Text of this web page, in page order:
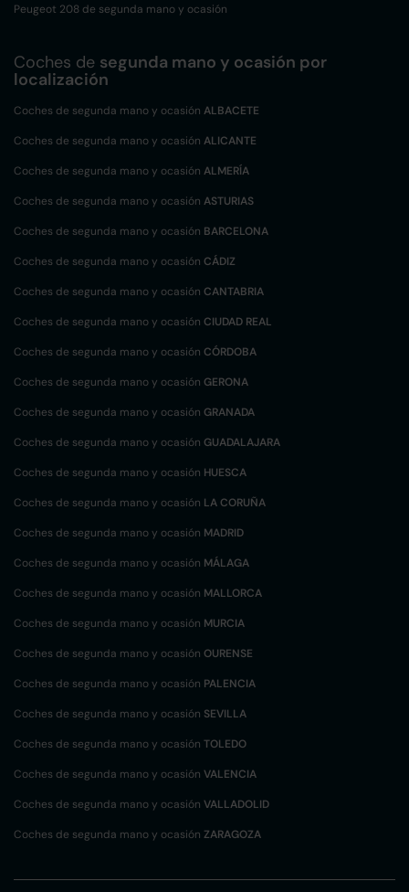
Peugeot 208 de segunda mano y ocasión
Coches de segunda mano y ocasión por
localización
Coches de segunda mano y ocasión ALBACETE
Coches de segunda mano y ocasión ALICANTE
Coches de segunda mano y ocasión ALMERÍA
Coches de segunda mano y ocasión ASTURIAS
Coches de segunda mano y ocasión BARCELONA
Coches de segunda mano y ocasión CÁDIZ
Coches de segunda mano y ocasión CANTABRIA
Coches de segunda mano y ocasión CIUDAD REAL
Coches de segunda mano y ocasión CÓRDOBA
Coches de segunda mano y ocasión GERONA
Coches de segunda mano y ocasión GRANADA
Coches de segunda mano y ocasión GUADALAJARA
Coches de segunda mano y ocasión HUESCA
Coches de segunda mano y ocasión LA CORUÑA
Coches de segunda mano y ocasión MADRID
Coches de segunda mano y ocasión MÁLAGA
Coches de segunda mano y ocasión MALLORCA
Coches de segunda mano y ocasión MURCIA
Coches de segunda mano y ocasión OURENSE
Coches de segunda mano y ocasión PALENCIA
Coches de segunda mano y ocasión SEVILLA
Coches de segunda mano y ocasión TOLEDO
Coches de segunda mano y ocasión VALENCIA
Coches de segunda mano y ocasión VALLADOLID
Coches de segunda mano y ocasión ZARAGOZA